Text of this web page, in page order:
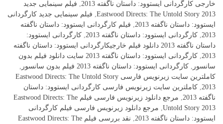
خارجی کارگردانی ایستوود: داستان ناگفته 2013 , فیلم سینمایی جدید
Eastwood Directs: The Untold Story 2013
, فیلم سینمایی جدید کارگردانی
ایستوود: داستان ناگفته 2013
, فیلم کارگردانی ایستوود: داستان ناگفته
2013
, کارگردانی ایستوود: داستان ناگفته 2013 , کارگردانی ایستوود:
داستان ناگفته 2013 دانلود فیلم خارجیکارگردانی ایستوود: داستان ناگفته
2013
,
کارگردانی ایستوود: داستان ناگفته 2013 سایت دانلود فیلم بدون
سانسور , کارگردانی ایستوود: داستان ناگفته 2013 فیلم بدون سانسور
,
کاملترین سایت زیرنویس فارسی Eastwood Directs: The Untold Story
2013
, کاملترین سایت زیرنویس فارسی کارگردانی ایستوود: داستان
ناگفته 2013
,
مرجع دانلود زیرنویس فارسی فیلم Eastwood Directs: The
Untold Story 2013
, مرجع دانلود زیرنویس فارسی فیلم کارگردانی
ایستوود: داستان ناگفته 2013
,
نقد بررسی فیلم Eastwood Directs: The